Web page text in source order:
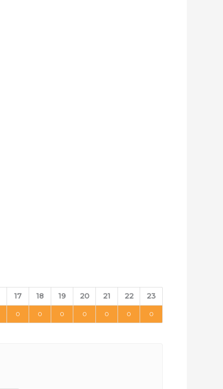
17 18 19 20 21 22 23
0 0 0 0 0 0 0